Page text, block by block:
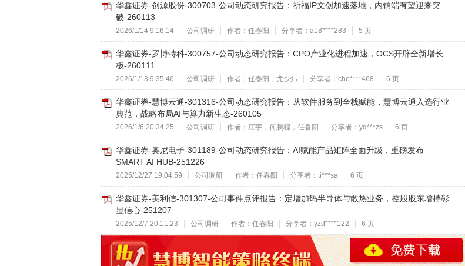
华鑫证券-创源股份-300703-公司动态研究报告：祈福IP文创加速落地，内销端有望迎来突
破-260113
2026/1/14 9:16:14 公司调研 作者：任春阳 分享者：a18****283 5 页
华鑫证券-罗博特科-300757-公司动态研究报告：CPO产业化进程加速，OCS开辟全新增长
极-260111
2026/1/13 9:35:46 公司调研 作者：任春阳，尤少炜 分享者：che****468 6 页
华鑫证券-慧博云通-301316-公司动态研究报告：从软件服务到全栈赋能，慧博云通入选行业
典范，战略布局AI与算力新生态-260105
2026/1/6 20:34:25 公司调研 作者：庄宇，何鹏程，任春阳 分享者：yq***zs 6 页
华鑫证券-奥尼电子-301189-公司动态研究报告：AI赋能产品矩阵全面升级，重磅发布
SMART AI HUB-251226
2025/12/27 19:04:59 公司调研 作者：任春阳 分享者：ti***sa 6 页
华鑫证券-美利信-301307-公司事件点评报告：定增加码半导体与散热业务，控股股东增持彰
显信心-251207
2025/12/7 20:11:23 公司调研 作者：任春阳 分享者：yzd****122 6 页